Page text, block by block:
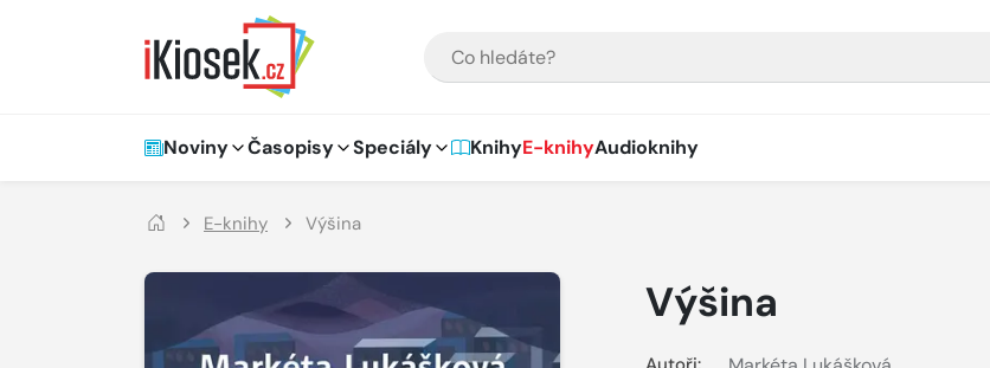
Hlavní navigace
Noviny Časopisy Speciály KnihyE-knihyAudioknihy
E-knihy Výšina
Výšina